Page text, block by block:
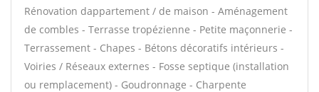
Rénovation dappartement / de maison - Aménagement
de combles - Terrasse tropézienne - Petite maçonnerie -
Terrassement - Chapes - Bétons décoratifs intérieurs -
Voiries / Réseaux externes - Fosse septique (installation
ou remplacement) - Goudronnage - Charpente